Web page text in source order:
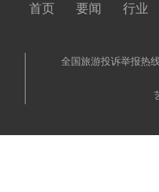
首页 要闻 行业
全国旅游投诉举报热